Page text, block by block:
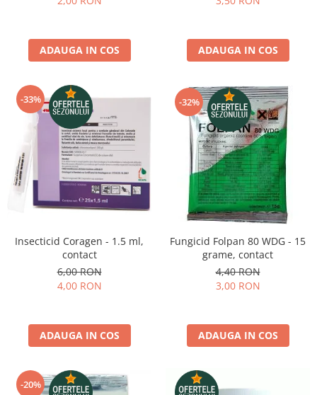
pneumatice
Prese Hidraulice
Prese de rulmenti hidraulice
Echipamente electrice
Benzi izolatoare
Role Prelungitoare
Polizoare unghiulare
Echipamente auto
Unelte de mana
Scule pneumatice
& Truse reparatii caroserie
Echipamente de ridicat
Freza de zapada
ADAUGA IN COS ADAUGA IN COS
-33%
Insecticid Coragen - 1.5 ml,
contact
6,00 RON
4,00 RON
ADAUGA IN COS
-32%
Fungicid Folpan 80 WDG - 15
grame, contact
4,40 RON
3,00 RON
ADAUGA IN COS
-20%